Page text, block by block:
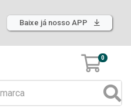
Baixe já nosso APP
0